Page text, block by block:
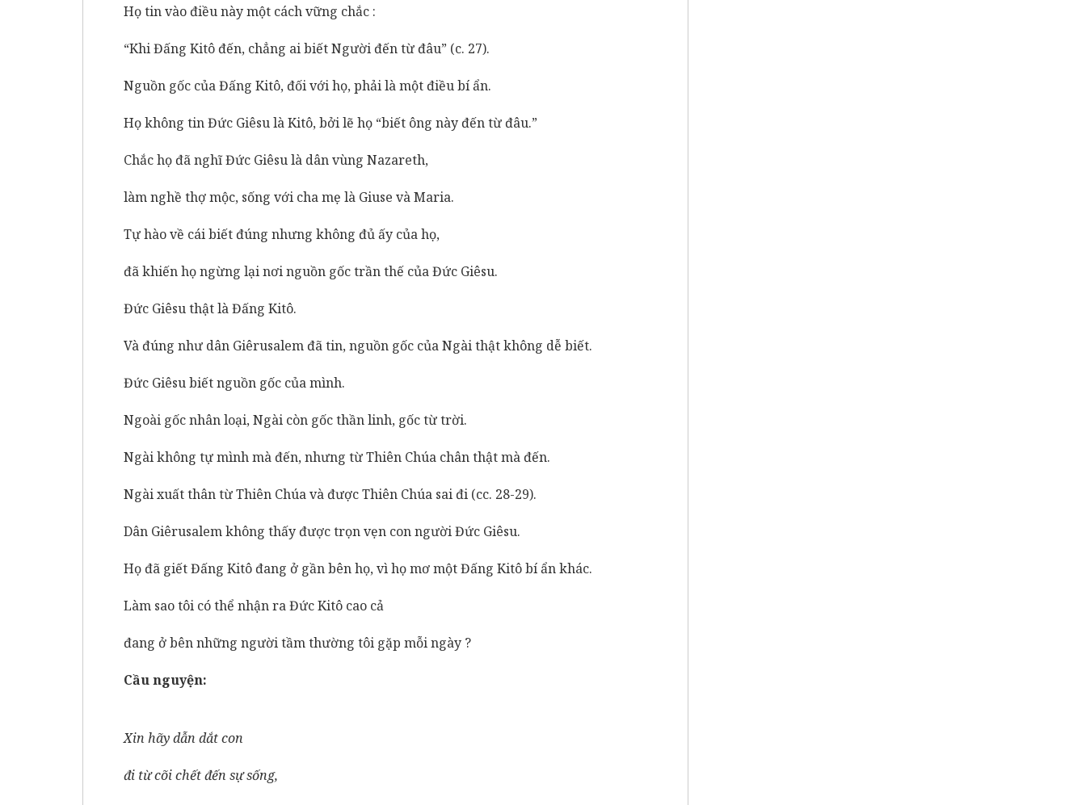
Họ tin vào điều này một cách vững chắc :
“Khi Đấng Kitô đến, chẳng ai biết Người đến từ đâu” (c. 27).
Nguồn gốc của Đấng Kitô, đối với họ, phải là một điều bí ẩn.
Họ không tin Đức Giêsu là Kitô, bởi lẽ họ “biết ông này đến từ đâu.”
Chắc họ đã nghĩ Đức Giêsu là dân vùng Nazareth,
làm nghề thợ mộc, sống với cha mẹ là Giuse và Maria.
Tự hào về cái biết đúng nhưng không đủ ấy của họ,
đã khiến họ ngừng lại nơi nguồn gốc trần thế của Đức Giêsu.
Đức Giêsu thật là Đấng Kitô.
Và đúng như dân Giêrusalem đã tin, nguồn gốc của Ngài thật không dễ biết.
Đức Giêsu biết nguồn gốc của mình.
Ngoài gốc nhân loại, Ngài còn gốc thần linh, gốc từ trời.
Ngài không tự mình mà đến, nhưng từ Thiên Chúa chân thật mà đến.
Ngài xuất thân từ Thiên Chúa và được Thiên Chúa sai đi (cc. 28-29).
Dân Giêrusalem không thấy được trọn vẹn con người Đức Giêsu.
Họ đã giết Đấng Kitô đang ở gần bên họ, vì họ mơ một Đấng Kitô bí ẩn khác.
Làm sao tôi có thể nhận ra Đức Kitô cao cả
đang ở bên những người tầm thường tôi gặp mỗi ngày ?
Cầu nguyện:
Xin hãy dẫn dắt con
đi từ cõi chết đến sự sống,